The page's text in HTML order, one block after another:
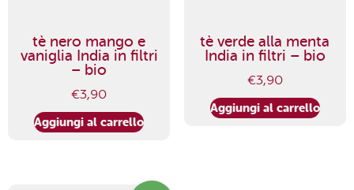
tè nero mango e
vaniglia India in filtri
– bio
€3,90
Aggiungi al carrello
tè verde alla menta
India in filtri – bio
€3,90
Aggiungi al carrello